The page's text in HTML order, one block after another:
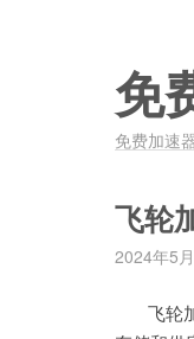
免
免费加速
飞轮
2024年5
飞轮加